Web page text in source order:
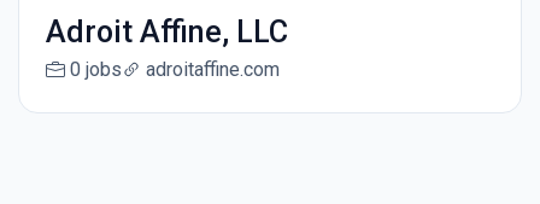
Adroit Affine, LLC
0 jobs adroitaffine.com